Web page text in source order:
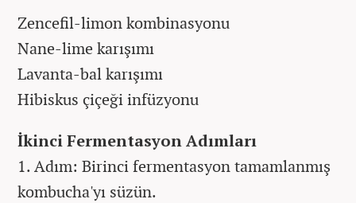
Zencefil-limon kombinasyonu
Nane-lime karışımı
Lavanta-bal karışımı
Hibiskus çiçeği infüzyonu
İkinci Fermentasyon Adımları
1. Adım: Birinci fermentasyon tamamlanmış
kombucha'yı süzün.